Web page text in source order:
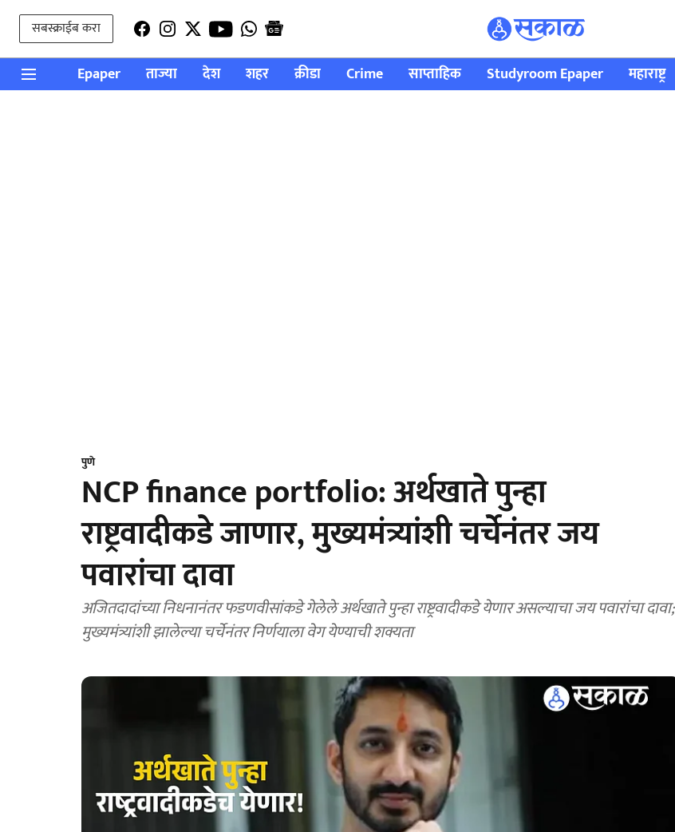
सबस्क्राईब करा
Epaper ताज्या देश शहर क्रीडा Crime साप्ताहिक Studyroom Epaper महाराष्ट्र
पुणे
NCP finance portfolio: अर्थखाते पुन्हा
राष्ट्रवादीकडे जाणार, मुख्यमंत्र्यांशी चर्चेनंतर जय
पवारांचा दावा
अजितदादांच्या निधनानंतर फडणवीसांकडे गेलेले अर्थखाते पुन्हा राष्ट्रवादीकडे येणार असल्याचा जय पवारांचा दावा;
मुख्यमंत्र्यांशी झालेल्या चर्चेनंतर निर्णयाला वेग येण्याची शक्यता